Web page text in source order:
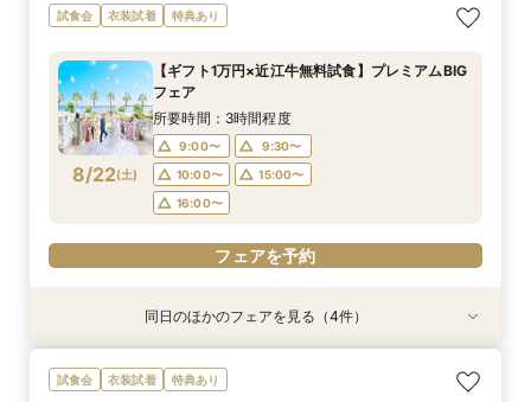
8/21(金)
【無料相談】結婚式の悩みや不安を解決・ブライ
ダル相談会
9:00〜
13:00〜
14:00〜
フェアを予約
8/21(金)
【Webオンライン相談】ご遠方の方も在宅のまま
で安心！日程の空き状況＆お見積り相談まで♪か
付きフェアへご招待！
所要時間：2時間程度
フェアを予約
8/21(金)
最短90分！見積×日程×クイック相談会
15:00〜 15:30〜
フェアを予約
8/21(金)
【8～30名様◇貸切り】水上ヴィラ見学×家族婚
プラン相談会！結婚式は大好きなご家族と♪そん
名/50万の安心価格で叶える！アットホームＷ♪
所要時間：3時間程度
14:00〜
15:00〜
フェアを予約
8/21(金)
【平日限定】最旬ドレス試着&見学もOK◎先取り
花嫁体験付相談会
9:00〜
13:00〜
14:00〜
フェアを予約
8/21(金)
【平日限定】フォト婚×会食×挙式のみも◎結婚
準備なんでも相談会
10:00〜
13:00〜
15:00〜
16:00〜
フェアを予約
試食会 衣装試着 特典あり
8/22(土)
【ギフト1万円×近江牛無料試食】プレミアムBIG
フェア
所要時間：3時間程度
9:00〜
9:30〜
10:00〜
15:00〜
16:00〜
フェアを予約
特典あり
【無料相談】結婚式の悩みや不安を解決・ブライ
ダル相談会
【Webオンライン相談】ご遠方の方も在宅のまま
で安心！日程の空き状況＆お見積り相談まで♪か
最短90分！見積×日程×クイック相談会
特典あり
【8～30名様◇貸切り】水上ヴィラ見学×家族婚
プラン相談会！結婚式は大好きなご家族と♪そん
同日のほかのフェアを見る（4件）
試食会 衣装試着 特典あり